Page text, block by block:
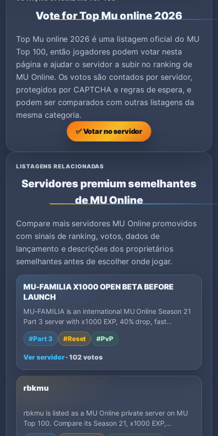
Vote for Top Mu online 2026
Top Mu online 2026 é uma listagem oficial do MU
Top 100, então jogadores podem votar nesta
página e ajudar o servidor a subir no ranking de
MU Online. Os votos são contados por servidor,
protegidos por CAPTCHA e regras de espera, e
podem ser comparados com outras listagens da
mesma categoria.
✅ Votar no servidor
LISTAGENS RELACIONADAS
Servidores premium semelhantes
de MU Online
Compare mais servidores MU Online promovidos
com sinais de ranking, votos, dados de
lançamento e descrições dos proprietários
semelhantes antes de escolher onde jogar.
MU-FAMILIA X1000 OPEN BETA BEFORE
LAUNCH
MU-FAMILIA is an international MU Online Season 21
Part 3 server with x1000 EXP, 40% drop, fast…
#Part 3 #Reset #PvP
Ver servidor· 102 votos
rbkmu
rbkmu is listed as a MU Online private server on MU
Top 100. Compare its Season 21, x1000 EXP,…